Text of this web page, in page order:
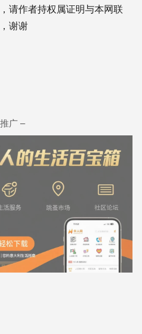
请作者持权属证明与本网联
谢谢
广 –